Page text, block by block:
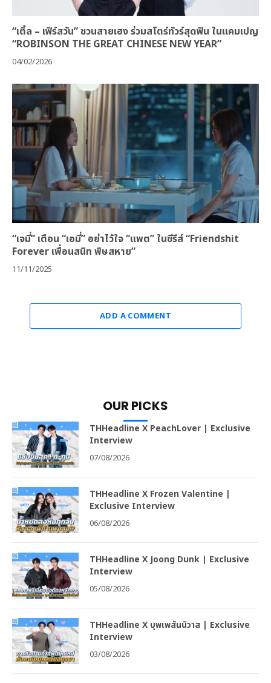
“เติ้ล – เฟิร์สวัน” ชวนสายเฮง ร่วมสโตร์ทัวร์สุดฟิน ในแคมเปญ
“ROBINSON THE GREAT CHINESE NEW YEAR”
04/02/2026
“เจมี่” เตือน “เอมี่” อย่าไว้ใจ “แพต” ในซีรีส์ “Friendshit
Forever เพื่อนสนิท พิษสหาย”
11/11/2025
ADD A COMMENT
OUR PICKS
THHeadline X PeachLover | Exclusive
Interview
07/08/2026
THHeadline X Frozen Valentine |
Exclusive Interview
06/08/2026
THHeadline X Joong Dunk | Exclusive
Interview
05/08/2026
THHeadline X บุพเพสันนิวาส | Exclusive
Interview
03/08/2026